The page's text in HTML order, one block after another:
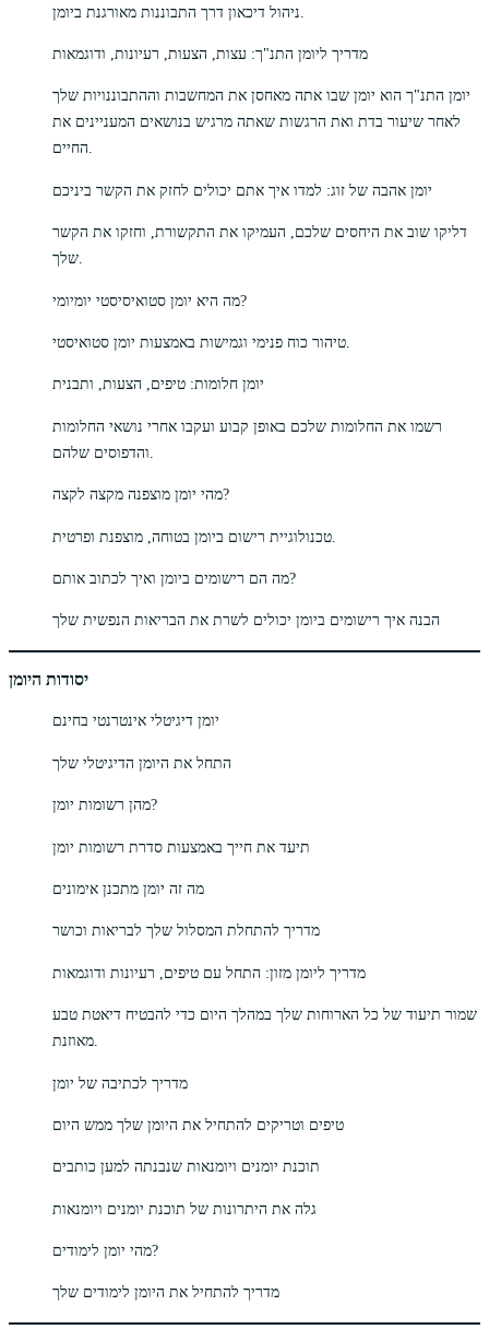
מדריך ליומן התנ"ך: עצות, הצעות, רעיונות, ודוגמאות
יומן התנ"ך הוא יומן שבו אתה מאחסן את המחשבות וההתבוננויות שלך
לאחר שיעור בדת ואת הרגשות שאתה מרגיש בנושאים המעניינים את
החיים.
יומן אהבה של זוג: למדו איך אתם יכולים לחזק את הקשר ביניכם
דליקו שוב את היחסים שלכם, העמיקו את התקשורת, וחזקו את הקשר
שלך.
מה היא יומן סטואיסיסטי יומיומי?
יומן חלומות: טיפים, הצעות, ותבנית
רשמו את החלומות שלכם באופן קבוע ועקבו אחרי נושאי החלומות
מהי יומן מוצפנה מקצה לקצה?
מה הם רישומים ביומן ואיך לכתוב אותם?
הבנה איך רישומים ביומן יכולים לשרת את הבריאות הנפשית שלך
יסודות היומן
יומן דיגיטלי אינטרנטי בחינם
התחל את היומן הדיגיטלי שלך
מהן רשומות יומן?
תיעד את חייך באמצעות סדרת רשומות יומן
מה זה יומן מתכנן אימונים
מדריך להתחלת המסלול שלך לבריאות וכושר
מדריך ליומן מזון: התחל עם טיפים, רעיונות ודוגמאות
שמור תיעוד של כל הארוחות שלך במהלך היום כדי להבטיח דיאטת טבע
מדריך לכתיבה של יומן
טיפים וטריקים להתחיל את היומן שלך ממש היום
תוכנת יומנים ויומנאות שנבנתה למען כותבים
גלה את היתרונות של תוכנת יומנים ויומנאות
מהי יומן לימודים?
מדריך להתחיל את היומן לימודים שלך